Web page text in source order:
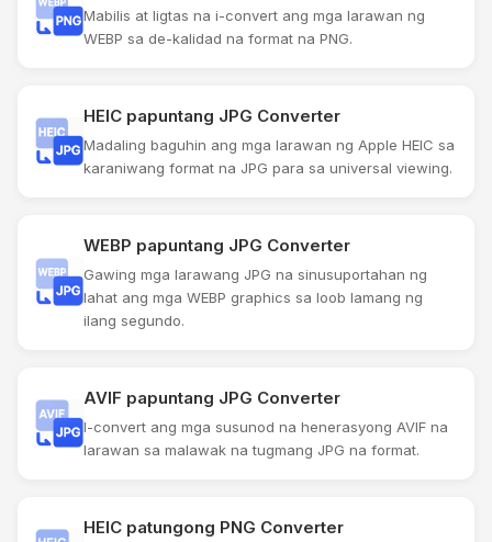
Mabilis at ligtas na i-convert ang mga larawan ng
WEBP sa de-kalidad na format na PNG.
HEIC papuntang JPG Converter
Madaling baguhin ang mga larawan ng Apple HEIC sa
karaniwang format na JPG para sa universal viewing.
WEBP papuntang JPG Converter
Gawing mga larawang JPG na sinusuportahan ng
lahat ang mga WEBP graphics sa loob lamang ng
ilang segundo.
AVIF papuntang JPG Converter
I-convert ang mga susunod na henerasyong AVIF na
larawan sa malawak na tugmang JPG na format.
HEIC patungong PNG Converter